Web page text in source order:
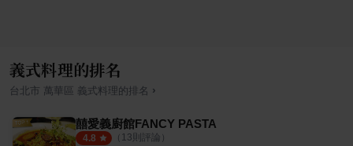
義式料理的排名
台北市 萬華區 義式料理的排名 ›
囍愛義廚館FANCY PASTA
4.8 （ 13則評論）